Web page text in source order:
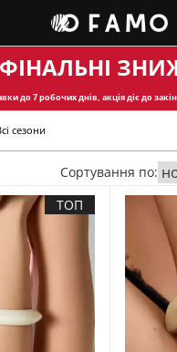
ФІНАЛЬНІ
до 7 робочих днів, акція діє до
сезони
Сортування по:
ТОП